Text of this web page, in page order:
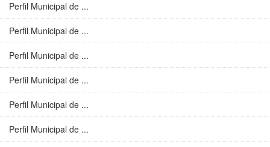
Perfil Municipal de ...
Perfil Municipal de ...
Perfil Municipal de ...
Perfil Municipal de ...
Perfil Municipal de ...
Perfil Municipal de ...